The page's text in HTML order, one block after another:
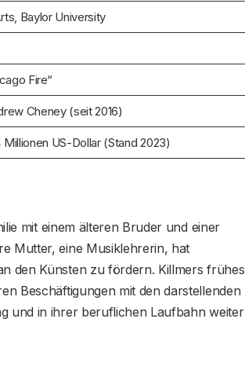
Baylor University
Fire“
Cheney (seit 2016)
US-Dollar (Stand 2023)
mit einem älteren Bruder und einer
Mutter, eine Musiklehrerin, hat
den Künsten zu fördern. Killmers frühes
Beschäftigungen mit den darstellenden
und in ihrer beruflichen Laufbahn weiter